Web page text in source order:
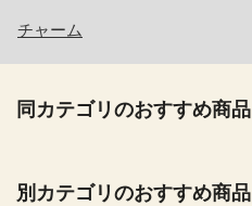
チャーム
同カテゴリのおすすめ商品
別カテゴリのおすすめ商品